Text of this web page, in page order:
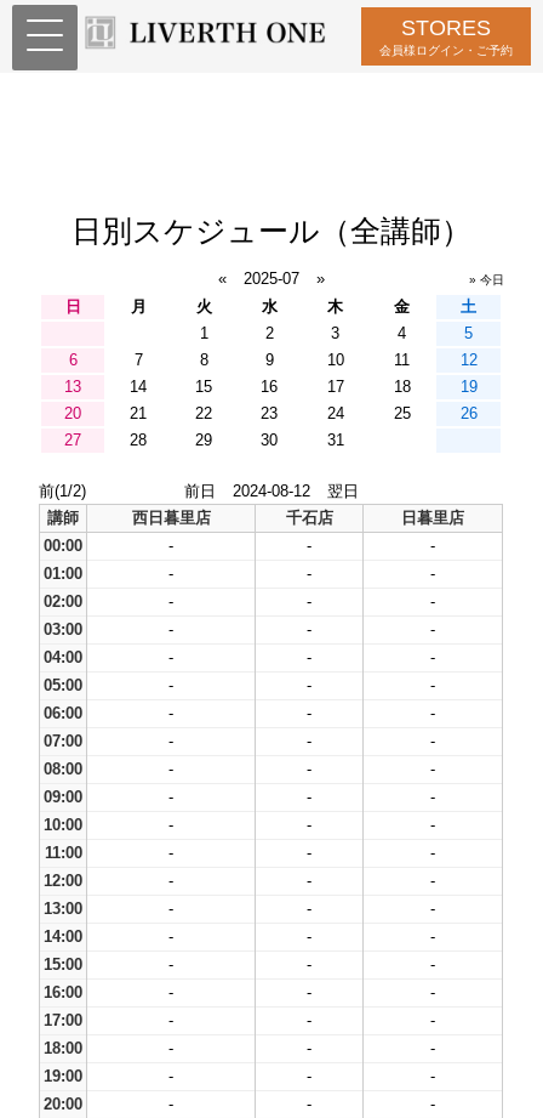
STORES
会員様ログイン・ご予約
日別スケジュール（全講師）
« 2025-07 » » 今日
日 月 火 水 木 金
土
1
2 3 4
5
6
7 8 9 10 11
12
13
14 15 16 17 18
19
20
21 22 23 24 25
26
27
28 29 30 31
前(1/2) 前日 2024-08-12
翌日
講師
西日暮里店 千石店
日暮里店
00:00
- -
-
01:00
- -
-
02:00
- -
-
03:00
- -
-
04:00
- -
-
05:00
- -
-
06:00
- -
-
07:00
- -
-
08:00
- -
-
09:00
- -
-
10:00
- -
-
11:00
- -
-
12:00
- -
-
13:00
- -
-
14:00
- -
-
15:00
- -
-
16:00
- -
-
17:00
- -
-
18:00
- -
-
19:00
- -
-
20:00
- -
-